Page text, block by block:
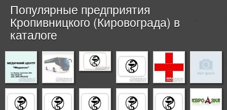
Популярные предприятия
Кропивницкого (Кировограда) в
каталоге